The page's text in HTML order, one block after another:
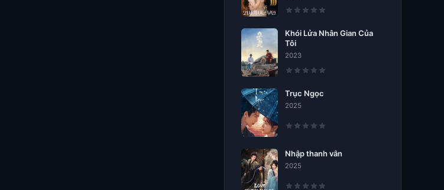
Khói Lửa Nhân Gian Của
Tôi
2023
Trục Ngọc
2025
Nhập thanh vân
2025